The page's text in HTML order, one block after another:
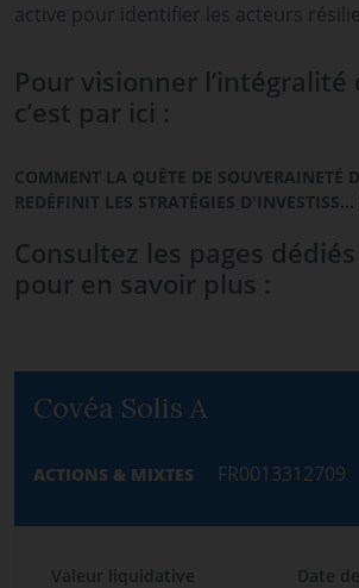
active pour identifier les acteurs
Pour visionner l’intégralité
c’est par ici :
COMMENT LA QUÊTE DE SOUVERAINETÉ
REDÉFINIT LES STRATÉGIES D'INVESTISS…
Consultez les pages
pour en savoir plus :
Covéa Solis A
ACTIONS & MIXTES FR0013312709
Valeur liquidative Date